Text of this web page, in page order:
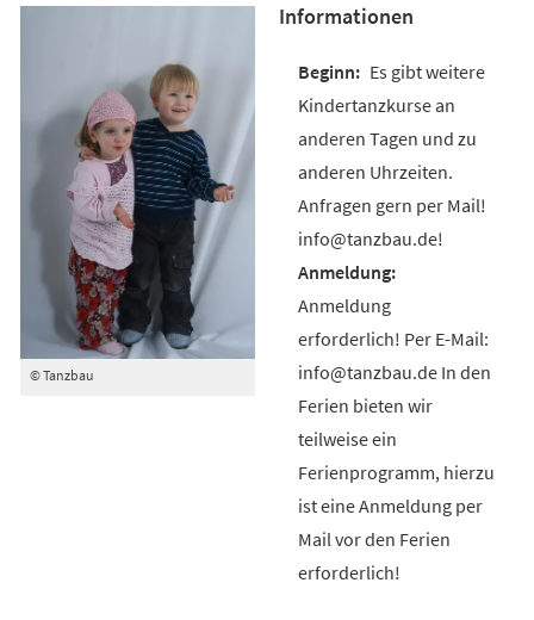
© Tanzbau
Informationen
Es gibt weitere
Kindertanzkurse an
anderen Tagen und zu
anderen Uhrzeiten.
Anfragen gern per Mail!
info@tanzbau.de!
Anmeldung
erforderlich! Per E-Mail:
info@tanzbau.de In den
Ferien bieten wir
teilweise ein
Ferienprogramm, hierzu
ist eine Anmeldung per
Mail vor den Ferien
erforderlich!